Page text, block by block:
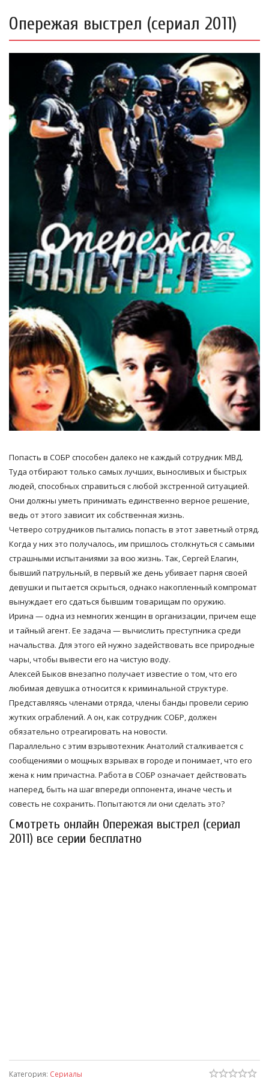
Опережая выстрел (сериал 2011)
Попасть в СОБР способен далеко не каждый сотрудник МВД.
Туда отбирают только самых лучших, выносливых и быстрых
людей, способных справиться с любой экстренной ситуацией.
Они должны уметь принимать единственно верное решение,
ведь от этого зависит их собственная жизнь.
Четверо сотрудников пытались попасть в этот заветный отряд.
Когда у них это получалось, им пришлось столкнуться с самыми
страшными испытаниями за всю жизнь. Так, Сергей Елагин,
бывший патрульный, в первый же день убивает парня своей
девушки и пытается скрыться, однако накопленный компромат
вынуждает его сдаться бывшим товарищам по оружию.
Ирина — одна из немногих женщин в организации, причем еще
и тайный агент. Ее задача — вычислить преступника среди
начальства. Для этого ей нужно задействовать все природные
чары, чтобы вывести его на чистую воду.
Алексей Быков внезапно получает известие о том, что его
любимая девушка относится к криминальной структуре.
Представляясь членами отряда, члены банды провели серию
жутких ограблений. А он, как сотрудник СОБР, должен
обязательно отреагировать на новости.
Параллельно с этим взрывотехник Анатолий сталкивается с
сообщениями о мощных взрывах в городе и понимает, что его
жена к ним причастна. Работа в СОБР означает действовать
наперед, быть на шаг впереди оппонента, иначе честь и
совесть не сохранить. Попытаются ли они сделать это?
Смотреть онлайн Опережая выстрел (сериал
2011) все серии бесплатно
Категория: Сериалы